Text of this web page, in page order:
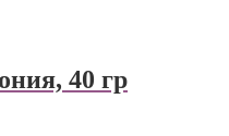
40 гр